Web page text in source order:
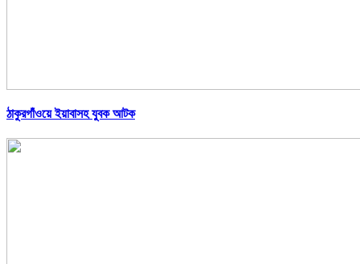
ঠাকুরগাঁওয়ে ইয়াবাসহ যুবক আটক